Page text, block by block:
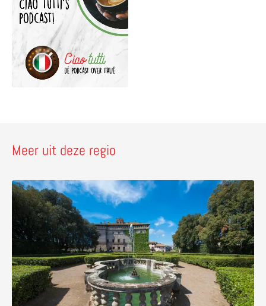
Meer uit deze regio
Lees meer over Castello Ruspoli in Vignanello – een